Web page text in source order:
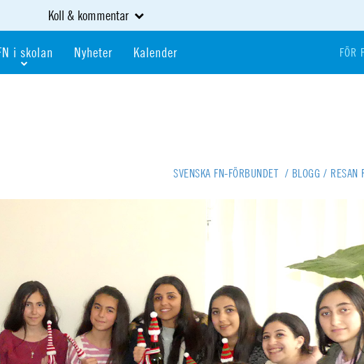
Koll & kommentar
i skolan Nyheter Kalender FÖR
SVENSKA FN-FÖRBUNDET / BLOGG / RESAN